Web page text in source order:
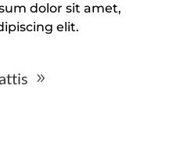
dolor sit amet,
elit.